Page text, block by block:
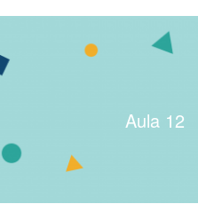
Aula 12